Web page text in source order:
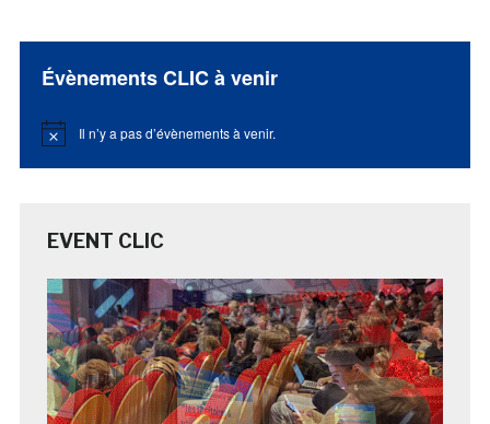
Évènements CLIC à venir
Notice Il n’y a pas d’évènements à venir.
EVENT CLIC